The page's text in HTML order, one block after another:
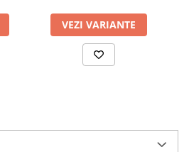
VEZI VARIANTE